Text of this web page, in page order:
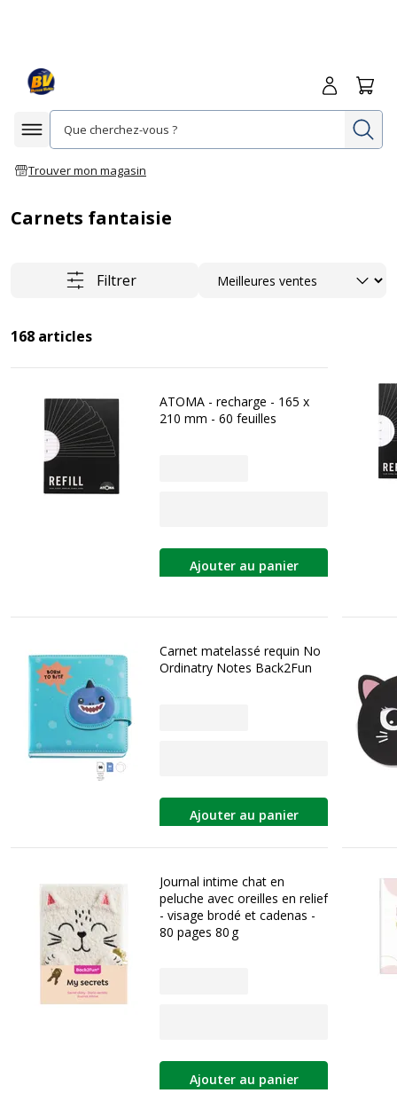
Afficher la navigation
Trouver mon magasin
Me
Carnets fantaisie
Filtrer Trier
168 articles
ATOMA - recharge - 165 x
210 mm - 60 feuilles
Ajouter au panier
Carnet matelassé requin No
Ordinatry Notes Back2Fun
Ajouter au panier
Journal intime chat en
peluche avec oreilles en relief
- visage brodé et cadenas -
80 pages 80 g
Ajouter au panier